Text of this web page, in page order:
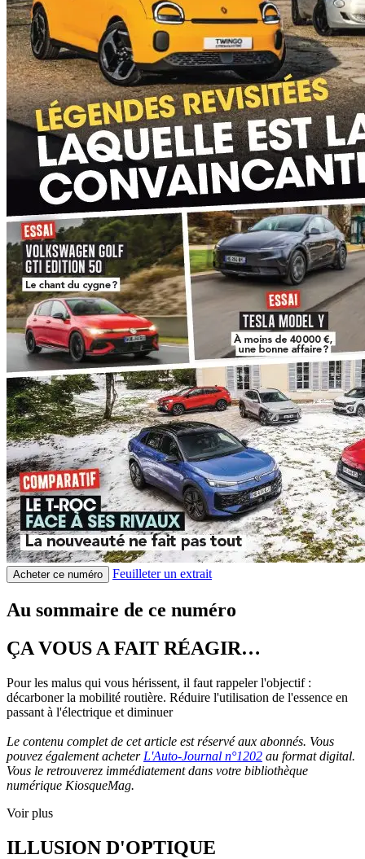
Acheter ce numéro Feuilleter un extrait
Au sommaire de ce numéro
ÇA VOUS A FAIT RÉAGIR…
Pour les malus qui vous hérissent, il faut rappeler l'objectif :
décarboner la mobilité routière. Réduire l'utilisation de l'essence en
passant à l'électrique et diminuer
Le contenu complet de cet article est réservé aux abonnés. Vous
pouvez également acheter L'Auto-Journal n°1202 au format digital.
Vous le retrouverez immédiatement dans votre bibliothèque
numérique KiosqueMag.
Voir plus
ILLUSION D'OPTIQUE